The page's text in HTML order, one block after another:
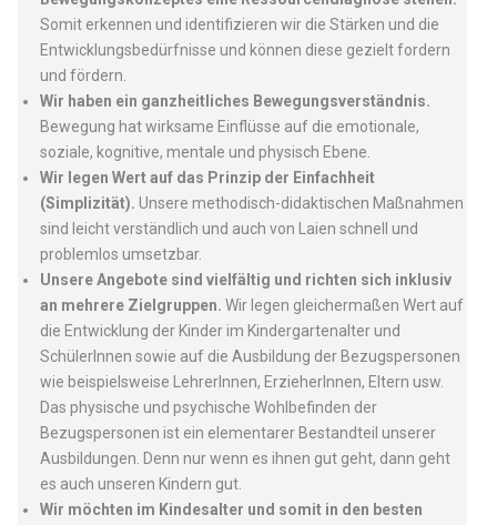
Somit erkennen und identifizieren wir die Stärken und die
Entwicklungsbedürfnisse und können diese gezielt fordern
und fördern.
Wir haben ein ganzheitliches Bewegungsverständnis.
Bewegung hat wirksame Einflüsse auf die emotionale,
soziale, kognitive, mentale und physisch Ebene.
Wir legen Wert auf das Prinzip der Einfachheit
(Simplizität). Unsere methodisch-didaktischen Maßnahmen
sind leicht verständlich und auch von Laien schnell und
problemlos umsetzbar.
Unsere Angebote sind vielfältig und richten sich inklusiv
an mehrere Zielgruppen. Wir legen gleichermaßen Wert auf
die Entwicklung der Kinder im Kindergartenalter und
SchülerInnen sowie auf die Ausbildung der Bezugspersonen
wie beispielsweise LehrerInnen, ErzieherInnen, Eltern usw.
Das physische und psychische Wohlbefinden der
Bezugspersonen ist ein elementarer Bestandteil unserer
Ausbildungen. Denn nur wenn es ihnen gut geht, dann geht
es auch unseren Kindern gut.
Wir möchten im Kindesalter und somit in den besten